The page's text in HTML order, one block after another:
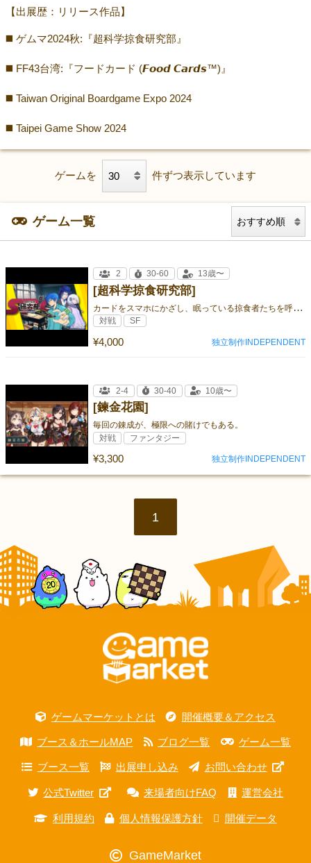
【出展歴：リリース作品】
◼️ ゲムマ2024秋:『超科学掠食研究部』
◼️ FF43台湾:『フードカード (𝙁𝙤𝙤𝙙 𝘾𝙖𝙧𝙙𝙨™)』
◼️ Taiwan Original Boardgame Expo 2024
◼️ Taipei Game Show 2024
ゲームを 件ずつ表示しています
ゲーム一覧
[超科学掠食研究部]
カ
ードをスマホにかざし、眠っている掠食者たちを呼び覚ませ！
¥4,000
2 30-60 13歳〜
対戦 SF
独立制作INDEPENDENT
[鍊金花園]
毎回の錬成が、極限への賭けでもある。
¥3,300
2-4 30-40 10歳〜
対戦 ファンタジー
独立制作INDEPENDENT
1
ゲームマーケットとは 開催概要＆アクセス
ブース＆ホールMAP ブログ一覧 ゲーム一覧
ブース一覧 出展申し込み お問い合わせ
公式Twitter 来場者向けFAQ 運営会社
利用規約 個人情報保護方針 開催データ
GameMarket